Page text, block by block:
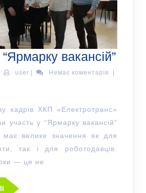
вакансій”
user | Немає коментарів
|
кадрів ХКП «Електротранс»
участь у “Ярмарку вакансій”
велике значення як для
так і для роботодавців.
— це не